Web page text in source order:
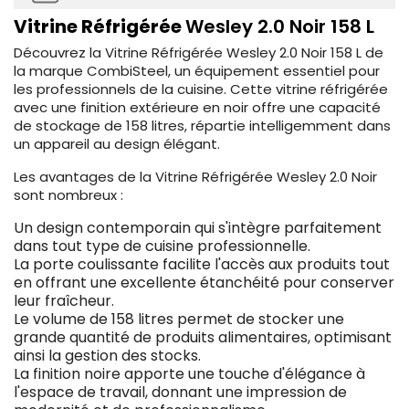
Vitrine RéfrigéréeWesley 2.0 Noir 158 L
Découvrez la Vitrine Réfrigérée Wesley 2.0 Noir 158 L de
la marque CombiSteel, un équipement essentiel pour
les professionnels de la cuisine. Cette vitrine réfrigérée
avec une finition extérieure en noir offre une capacité
de stockage de 158 litres, répartie intelligemment dans
un appareil au design élégant.
Les avantages de la Vitrine Réfrigérée Wesley 2.0 Noir
sont nombreux :
Un design contemporain qui s'intègre parfaitement
dans tout type de cuisine professionnelle.
La porte coulissante facilite l'accès aux produits tout
en offrant une excellente étanchéité pour conserver
leur fraîcheur.
Le volume de 158 litres permet de stocker une
grande quantité de produits alimentaires, optimisant
ainsi la gestion des stocks.
La finition noire apporte une touche d'élégance à
l'espace de travail, donnant une impression de